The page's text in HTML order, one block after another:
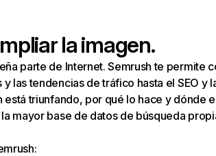
la imagen.
parte de Internet. Semrush te permite
las tendencias de tráfico hasta el SEO y
triunfando, por qué lo hace y dónde
mayor base de datos de búsqueda